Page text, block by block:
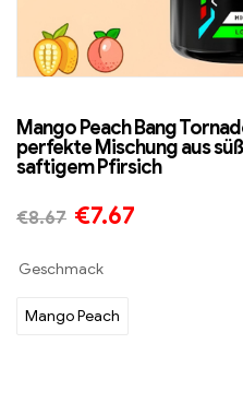
Mango Peach Bang
perfekte Mischung aus
saftigem Pfirsich
€8.67 €7.67
Geschmack
Mango Peach